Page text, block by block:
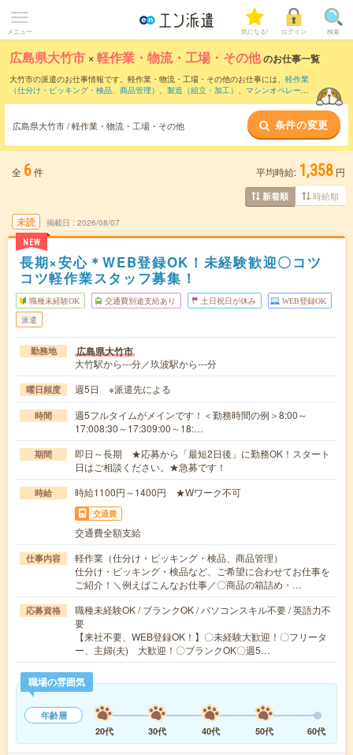
メニュー 気になる! ログイン 検索
広島県大竹市 ×軽作業・物流・工場・その他のお仕事一覧
大竹市の派遣のお仕事情報です。軽作業・物流・工場・その他のお仕事には、 軽作業
（仕分け・ピッキング・検品、商品管理） 、 製造（組立・加工） 、 マシンオペレータ
広島県大竹市 / 軽作業・物流・工場・その他 条件の変更
全 6件 平均時給: 1,358 円
新着順 時給順
未読
NEW
掲載日 2026/08/07
長期×安心＊WEB登録OK！未経験歓迎〇コツ
コツ軽作業スタッフ募集！
職種未経験OK 交通費別途支給あり 土日祝日が休み WEB登録OK
派遣
勤務地 広島県大竹市
大竹駅から---分／玖波駅から---分
曜日頻度 週5日 ※派遣先による
時間
週5フルタイムがメインです！＜勤務時間の例＞8:00～
17:008:30～17:309:00～18:…
期間
即日～長期 ★応募から「最短2日後」に勤務OK！スタート
日はご相談ください。★急募です！
時給 時給1100円～1400円 ★Wワーク不可
交通費
交通費全額支給
仕事内容
軽作業（仕分け・ピッキング・検品、商品管理）
仕分け・ピッキング・検品など、ご希望に合わせてお仕事を
ご紹介！＼例えばこんなお仕事／〇商品の箱詰め・…
応募資格
職種未経験OK / ブランクOK / パソコンスキル不要 / 英語力不
要
【来社不要、WEB登録OK！】〇未経験大歓迎！〇フリータ
ー、主婦(夫) 大歓迎！〇ブランクOK〇週5…
職場の雰囲気
年齢層
20代
30代 40代 50代 60代